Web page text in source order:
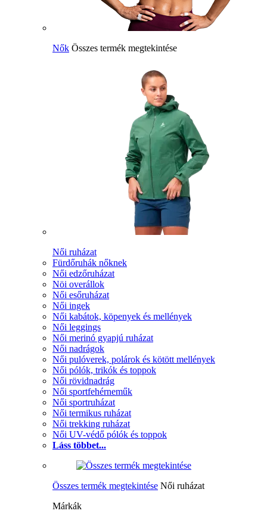
Nők Összes termék megtekintése
Női ruházat
Fürdőruhák nőknek
Női edzőruházat
Nöi overállok
Női esőruházat
Női ingek
Női kabátok, köpenyek és mellények
Női leggings
Női merinó gyapjú ruházat
Női nadrágok
Női pulóverek, polárok és kötött mellények
Női pólók, trikók és toppok
Női rövidnadrág
Női sportfehérneműk
Női sportruházat
Női termikus ruházat
Női trekking ruházat
Női UV-védő pólók és toppok
Láss többet...
Összes termék megtekintése Női ruházat
Márkák